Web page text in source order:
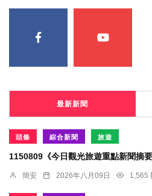
最新新聞
頭條 綜合新聞 旅遊
1150809《今日觀光旅遊重點新聞摘要
簡安 2026年八月09日 1,565